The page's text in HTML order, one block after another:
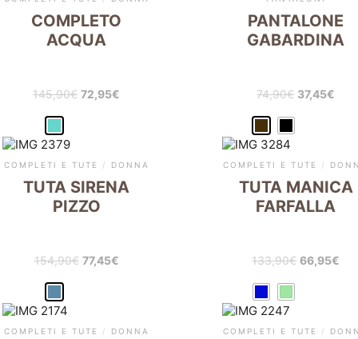
PANTALONE
GABARDINA
74,90€ 37,45€
COMPLETO
ACQUA
145,90€ 72,95€
COMPLETI E TUTE /
TUTA MANICA
FARFALLA
133,90€ 66,95€
COMPLETI E TUTE / DONNA
TUTA SIRENA
PIZZO
154,90€ 77,45€
COMPLETI E TUTE /
COMPLETI E TUTE / DONNA